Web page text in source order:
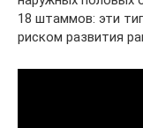
18 штаммов: эти
риском развития